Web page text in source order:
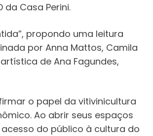
da Casa Perini.
propondo uma leitura
por Anna Mattos, Camila
de Ana Fagundes,
o papel da vitivinicultura
Ao abrir seus espaços
do público à cultura do